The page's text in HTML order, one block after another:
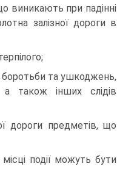
виникають при падінні
залізної дороги в
боротьби та ушкоджень,
також інших слідів
дороги предметів, що
події можуть бути